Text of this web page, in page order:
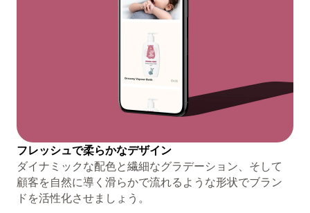
フレッシュで柔らかなデザイン
ダイナミックな配色と繊細なグラデーション、そして
顧客を自然に導く滑らかで流れるような形状でブラン
ドを活性化させましょう。